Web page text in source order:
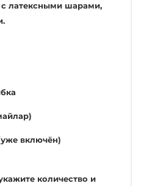
с латексными шарами,
включён)
количество и